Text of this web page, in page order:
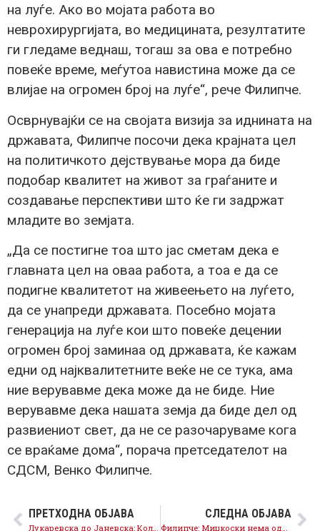
на луѓе. Ако во мојата работа во
неврохирургијата, во медицината, резултатите
ги гледаме веднаш, тогаш за ова е потребно
повеќе време, меѓутоа навистина може да се
влијае на огромен број на луѓе“, рече Филипче.
Осврнувајќи се на својата визија за иднината на
државата, Филипче посочи дека крајната цел
на политичкото дејствување мора да биде
подобар квалитет на живот за граѓаните и
создавање перспективи што ќе ги задржат
младите во земјата.
„Да се постигне тоа што јас сметам дека е
главната цел на оваа работа, а тоа е да се
подигне квалитетот на живеењето на луѓето,
да се унапреди државата. Посебно мојата
генерација на луѓе кои што повеќе децении
огромен број заминаа од државата, ќе кажам
едни од најквалитетните веќе не се тука, ама
ние верувавме дека може да не биде. Ние
верувавме дека нашата земја да биде дел од
развиениот свет, да не се разочаруваме кога
се враќаме дома“, порача претседателот на
СДСМ, Венко Филипче.
ПРЕТХОДНА ОБЈАВА СЛЕДНА ОБЈАВА